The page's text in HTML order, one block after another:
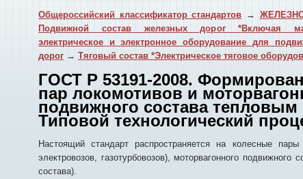
Общероссийский классификатор стандартов →
Подвижной состав железных дорог *Включая
электрическое и электронное оборудование для
дорог → Тяговый состав *Электрическое тяговое
ГОСТ Р 53191-2008.
пар локомотивов и
подвижного состава
Типовой технологический
Настоящий стандарт распространяется на колесные пары
электровозов, газотурбовозов), моторвагонного подвижного
состава).